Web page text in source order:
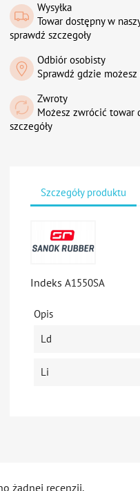
Wysyłka
Towar dostępny w
sprawdź szczegoły
Odbiór osobisty
Sprawdź gdzie
Zwroty
Możesz zwrócić towar
szczegóły
Szczegóły produktu
Indeks A1550SA
Opis
Ld
Li
żadnej recenzji.